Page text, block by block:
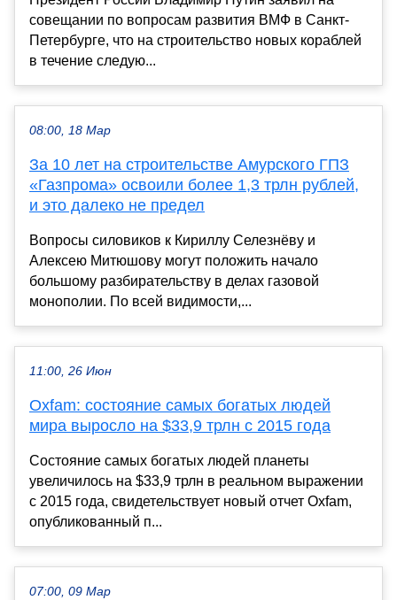
совещании по вопросам развития ВМФ в Санкт-
Петербурге, что на строительство новых кораблей
в течение следую...
08:00, 18 Мар
За 10 лет на строительстве Амурского ГПЗ
«Газпрома» освоили более 1,3 трлн рублей,
и это далеко не предел
Вопросы силовиков к Кириллу Селезнёву и
Алексею Митюшову могут положить начало
большому разбирательству в делах газовой
монополии. По всей видимости,...
11:00, 26 Июн
Oxfam: состояние самых богатых людей
мира выросло на $33,9 трлн с 2015 года
Состояние самых богатых людей планеты
увеличилось на $33,9 трлн в реальном выражении
с 2015 года, свидетельствует новый отчет Oxfam,
опубликованный п...
07:00, 09 Мар